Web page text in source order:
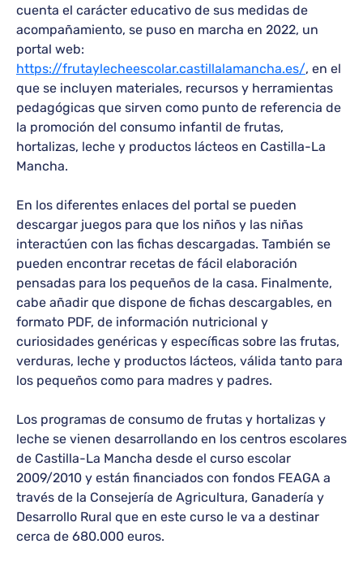
cuenta el carácter educativo de sus medidas de
acompañamiento, se puso en marcha en 2022, un
portal web:
https://frutaylecheescolar.castillalamancha.es/, en el
que se incluyen materiales, recursos y herramientas
pedagógicas que sirven como punto de referencia de
la promoción del consumo infantil de frutas,
hortalizas, leche y productos lácteos en Castilla-La
Mancha.
En los diferentes enlaces del portal se pueden
descargar juegos para que los niños y las niñas
interactúen con las fichas descargadas. También se
pueden encontrar recetas de fácil elaboración
pensadas para los pequeños de la casa. Finalmente,
cabe añadir que dispone de fichas descargables, en
formato PDF, de información nutricional y
curiosidades genéricas y específicas sobre las frutas,
verduras, leche y productos lácteos, válida tanto para
los pequeños como para madres y padres.
Los programas de consumo de frutas y hortalizas y
leche se vienen desarrollando en los centros escolares
de Castilla-La Mancha desde el curso escolar
2009/2010 y están financiados con fondos FEAGA a
través de la Consejería de Agricultura, Ganadería y
Desarrollo Rural que en este curso le va a destinar
cerca de 680.000 euros.